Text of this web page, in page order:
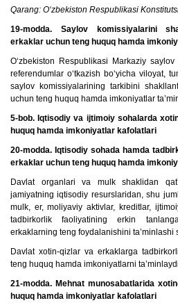
Qarang: O‘zbekiston Respublikasi
19-modda. Saylov komissiyalarini
erkaklar uchun teng huquq hamda
O‘zbekiston Respublikasi Markaziy
referendumlar o‘tkazish bo‘yicha viloyat,
saylov komissiyalarining tarkibini
uchun teng huquq hamda imkoniyatlar
5-bob. Iqtisodiy va ijtimoiy sohalarda
huquq hamda imkoniyatlar kafolatlari
20-modda. Iqtisodiy sohada hamda
erkaklar uchun teng huquq hamda
Davlat organlari va mulk shaklidan
jamiyatning iqtisodiy resurslaridan, shu
mulk, er, moliyaviy aktivlar, kreditlar,
tadbirkorlik faoliyatining erkin
erkaklarning teng foydalanishini ta’minlashi
Davlat xotin-qizlar va erkaklarga
teng huquq hamda imkoniyatlarni
21-modda. Mehnat munosabatlarida
huquq hamda imkoniyatlar kafolatlari